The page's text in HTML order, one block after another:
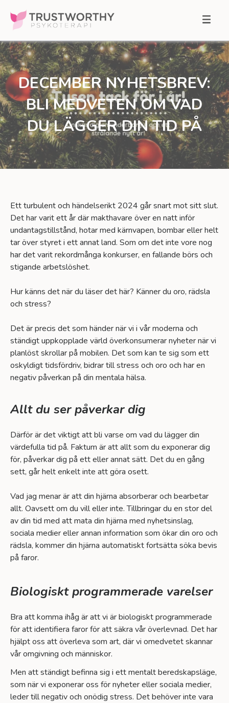
content
MENU
DECEMBER NYHETSBREV:
BLI MEDVETEN OM VAD
DU LÄGGER DIN TID PÅ
Ett turbulent och händelserikt 2024 går snart mot sitt slut.
Det har varit ett år där makthavare över en natt inför
undantagstillstånd, hotar med kärnvapen, bombar eller helt
tar över styret i ett annat land. Som om det inte vore nog
har det varit rekordmånga konkurser, en fallande börs och
stigande arbetslöshet.
Hur känns det när du läser det här? Känner du oro, rädsla
och stress?
Det är precis det som händer när vi i vår moderna och
ständigt uppkopplade värld överkonsumerar nyheter när vi
planlöst skrollar på mobilen. Det som kan te sig som ett
oskyldigt tidsfördriv, bidrar till stress och oro och har en
negativ påverkan på din mentala hälsa.
Allt du ser påverkar dig
Därför är det viktigt att bli varse om vad du lägger din
värdefulla tid på. Faktum är att allt som du exponerar dig
för, påverkar dig på ett eller annat sätt. Det du en gång
sett, går helt enkelt inte att göra osett.
Vad jag menar är att din hjärna absorberar och bearbetar
allt. Oavsett om du vill eller inte. Tillbringar du en stor del
av din tid med att mata din hjärna med nyhetsinslag,
sociala medier eller annan information som ökar din oro och
rädsla, kommer din hjärna automatiskt fortsätta söka bevis
på faror.
Biologiskt programmerade varelser
Bra att komma ihåg är att vi är biologiskt programmerade
för att identifiera faror för att säkra vår överlevnad. Det har
hjälpt oss att överleva som art, där vi omedvetet skannar
vår omgivning och människor.
Men att ständigt befinna sig i ett mentalt beredskapsläge,
som när vi exponerar oss för nyheter eller sociala medier,
leder till negativ och onödig stress. Det behöver inte vara